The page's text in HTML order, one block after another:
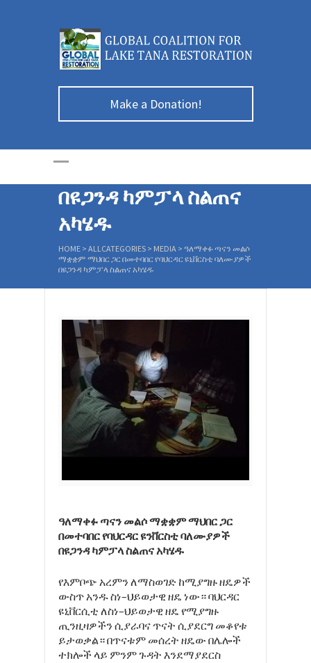
Make a Donation!
ዓለማቀፉ ጣናን መልሶ
ማቋቋም ማህበር ጋር
በመተባበር የባህርዳር
ዩኒቨርስቲ ባለሙያዎች
በዩጋንዳ ካምፓላ ስልጠና
አካሄዱ
HOME > ALLCATEGORIES > MEDIA > ዓለማቀፉ ጣናን መልሶ
ማቋቋም ማህበር ጋር በመተባበር የባህርዳር ዩኒቨርስቲ ባለሙያዎች
በዩጋንዳ ካምፓላ ስልጠና አካሄዱ
ዓለማቀፉ ጣናን መልሶ ማቋቋም ማህበር ጋር
በመተባበር የባህርዳር ዩንቨርስቲ ባለሙያዎች
በዩጋንዳ ካምፓላ ስልጠና አካሄዱ
የእምቦጭ አረምንለማስወገድ ከሚያግዙዘዴዎች
ውስጥ አንዱስነ–ህይወታዊዘዴ ነው።ባህርዳር
ዩኒቨርሲቲ ለስነ–ህይወታዊዘዴ የሚያግዙ
ጢንዚዛዎችንሲያራባናጥናት ሲያደርግ መቆየቱ
ይታወቃል።በጥናቱም መሰረት ዘዴው በሌሎች
ተክሎች ላይ ምንምጉዳት እንደማያደርስ